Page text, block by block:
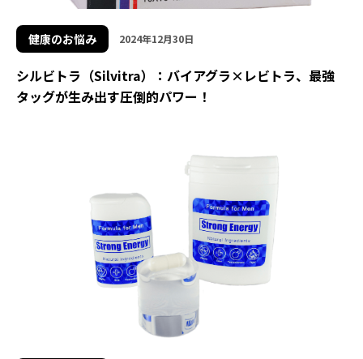
健康のお悩み 2024年12月30日
シルビトラ（Silvitra）：バイアグラ×レビトラ、最強
タッグが生み出す圧倒的パワー！